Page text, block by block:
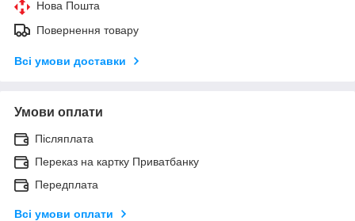
Нова Пошта
Повернення товару
Всі умови доставки
Умови оплати
Післяплата
Переказ на картку Приватбанку
Передплата
Всі умови оплати